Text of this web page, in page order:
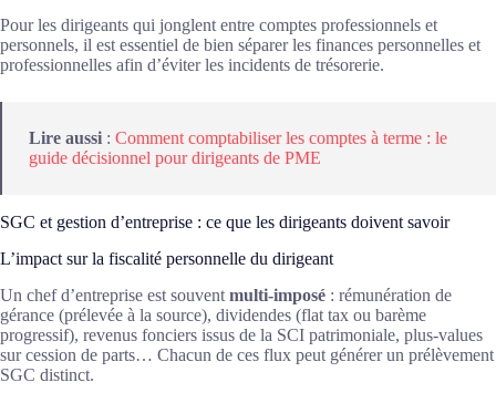
Pour les dirigeants qui jonglent entre comptes professionnels et
personnels, il est essentiel de bien séparer les finances personnelles et
professionnelles afin d’éviter les incidents de trésorerie.
Lire aussi : Comment comptabiliser les comptes à terme : le
guide décisionnel pour dirigeants de PME
SGC et gestion d’entreprise : ce que les dirigeants doivent savoir
L’impact sur la fiscalité personnelle du dirigeant
Un chef d’entreprise est souvent multi-imposé : rémunération de
gérance (prélevée à la source), dividendes (flat tax ou barème
progressif), revenus fonciers issus de la SCI patrimoniale, plus-values
sur cession de parts… Chacun de ces flux peut générer un prélèvement
SGC distinct.